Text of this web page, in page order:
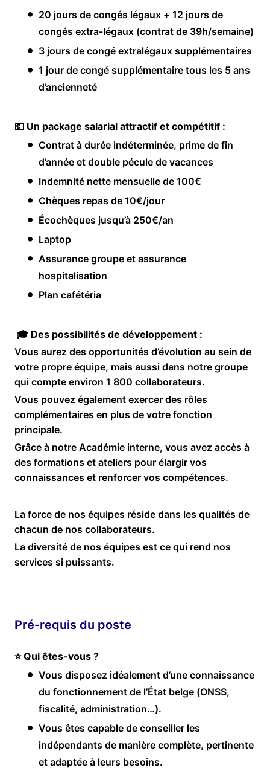
20 jours de congés légaux + 12 jours de
congés extra-légaux (contrat de 39h/semaine)
3 jours de congé extralégaux supplémentaires
1 jour de congé supplémentaire tous les 5 ans
d’ancienneté
💶 Un package salarial attractif et compétitif :
Contrat à durée indéterminée, prime de fin
d’année et double pécule de vacances
Indemnité nette mensuelle de 100€
Chèques repas de 10€/jour
Écochèques jusqu’à 250€/an
Laptop
Assurance groupe et assurance
hospitalisation
Plan cafétéria
🎓 Des possibilités de développement :
Vous aurez des opportunités d’évolution au sein de
votre propre équipe, mais aussi dans notre groupe
qui compte environ 1 800 collaborateurs.
Vous pouvez également exercer des rôles
complémentaires en plus de votre fonction
principale.
Grâce à notre Académie interne, vous avez accès à
des formations et ateliers pour élargir vos
connaissances et renforcer vos compétences.
La force de nos équipes réside dans les qualités de
chacun de nos collaborateurs.
La diversité de nos équipes est ce qui rend nos
services si puissants.
Pré-requis du poste
⭐ Qui êtes-vous ?
Vous disposez idéalement d’une connaissance
du fonctionnement de l’État belge (ONSS,
fiscalité, administration…).
Vous êtes capable de conseiller les
indépendants de manière complète, pertinente
et adaptée à leurs besoins.